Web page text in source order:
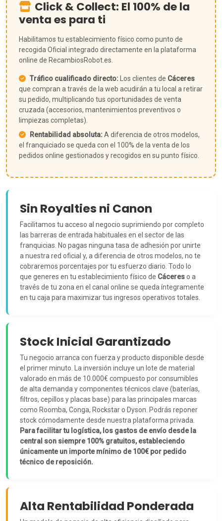
Click & Collect: El 100% de la
venta es para ti
Habilitamos tu establecimiento físico como punto de
recogida Oficial integrado directamente en la plataforma
online de RecambiosRobot.es.
Tráfico cualificado directo: Los clientes de Cáceres
que compran a través de la web acudirán a tu local a retirar
su pedido, multiplicando tus oportunidades de venta
cruzada (accesorios, mantenimientos preventivos o
limpiezas completas).
Rentabilidad absoluta:A diferencia de otros modelos,
el franquiciado se queda con el 100% de la venta de los
pedidos online gestionados y recogidos en su punto físico.
Sin Royalties ni Canon
Facilitamos tu acceso al negocio suprimiendo por completo
las barreras de entrada habituales en el sector de las
franquicias. No pagas ninguna tasa de adhesión por unirte
a nuestra red oficial y, a diferencia de otros modelos, no te
cobraremos porcentajes por tu esfuerzo diario. Todo lo
que generes en tu establecimiento físico de Cácereso a
través de tu zona en el canal online se queda íntegramente
en tu caja para maximizar tus ingresos operativos totales.
Stock Inicial Garantizado
Tu negocio arranca con fuerza y producto disponible desde
el primer minuto. La inversión incluye un lote de material
valorado en más de 10.000€ compuesto por consumibles
de alta demanda y componentes técnicos clave (baterías,
filtros, cepillos y placas base) para las principales marcas
como Roomba, Conga, Rockstar o Dyson. Podrás reponer
stock cómodamente desde nuestra plataforma privada.
Para facilitar tu logística, los gastos de envío desde la
central son siempre 100% gratuitos, estableciendo
únicamente un importe mínimo de 100€ por pedido
técnico de reposición.
Alta Rentabilidad Ponderada